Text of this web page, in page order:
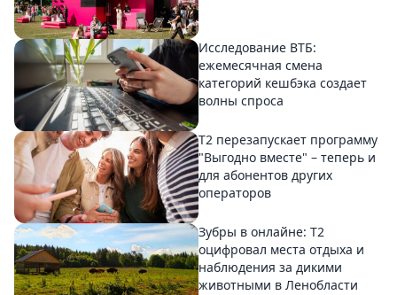
Исследование ВТБ:
ежемесячная смена
категорий кешбэка создает
волны спроса
Т2 перезапускает программу
"Выгодно вместе" – теперь и
для абонентов других
операторов
Зубры в онлайне: Т2
оцифровал места отдыха и
наблюдения за дикими
животными в Ленобласти